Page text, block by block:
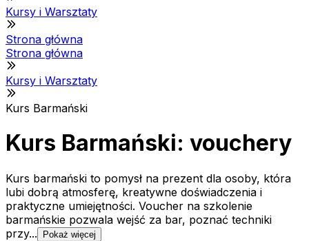
Kursy i Warsztaty
Strona główna
Strona główna
Kursy i Warsztaty
Kurs Barmański
Kurs Barmański: vouchery
Kurs barmański to pomysł na prezent dla osoby, która
lubi dobrą atmosferę, kreatywne doświadczenia i
praktyczne umiejętności. Voucher na szkolenie
barmańskie pozwala wejść za bar, poznać techniki
przy...
Pokaż więcej